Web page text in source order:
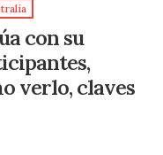
con su
verlo, claves